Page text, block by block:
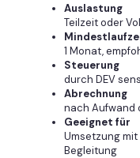
Auslastung
Teilzeit oder
1 Monat,
Steuerung
durch DEV
Abrechnung
nach Aufwand
Geeignet für
Umsetzung
Begleitung